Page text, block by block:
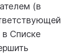
(в
Списке